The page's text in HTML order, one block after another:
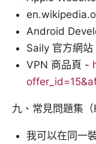
Android
Saily 官方網站
VPN 商品頁 -
九、常見問題集（
我可以在同一